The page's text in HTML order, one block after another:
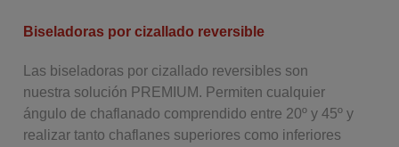
Biseladoras por cizallado reversible
Las biseladoras por cizallado reversibles son
nuestra solución PREMIUM. Permiten cualquier
ángulo de chaflanado comprendido entre 20º y 45º y
realizar tanto chaflanes superiores como inferiores